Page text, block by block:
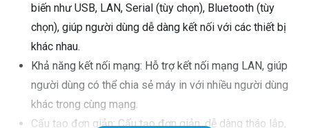
biến như USB, LAN, Serial (tùy chọn), Bluetooth (tùy
chọn), giúp người dùng dễ dàng kết nối với các thiết bị
khác nhau.
Khả năng kết nối mạng: Hỗ trợ kết nối mạng LAN, giúp
người dùng có thể chia sẻ máy in với nhiều người dùng
khác trong cùng mạng.
Cấu tạo đơn giản: Cấu tạo đơn giản, dễ dàng tháo lắp,